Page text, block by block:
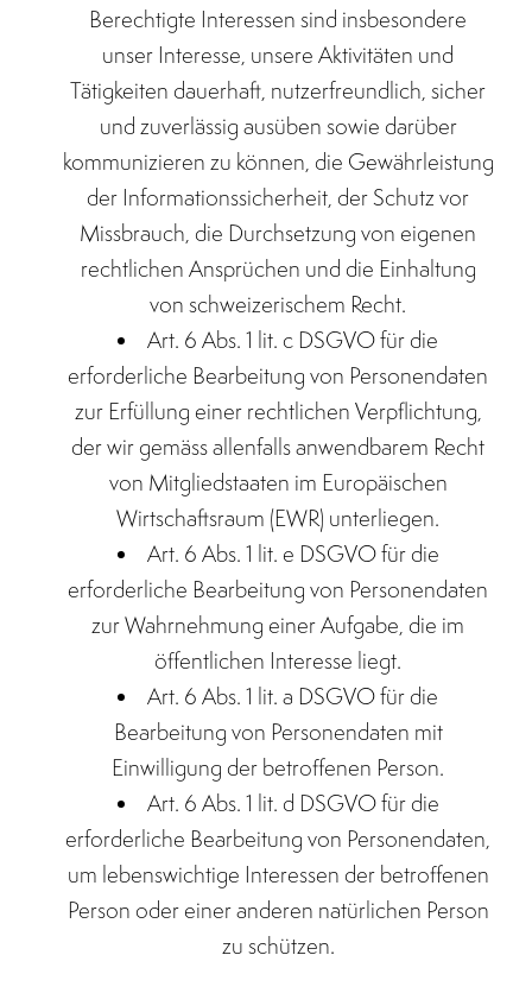
Berechtigte Interessen sind insbesondere
unser Interesse, unsere Aktivitäten und
Tätigkeiten dauerhaft, nutzerfreundlich, sicher
und zuverlässig ausüben sowie darüber
kommunizieren zu können, die Gewährleistung
der Informationssicherheit, der Schutz vor
Missbrauch, die Durchsetzung von eigenen
rechtlichen Ansprüchen und die Einhaltung
von schweizerischem Recht.
Art. 6 Abs. 1 lit. c DSGVO für die
erforderliche Bearbeitung von Personendaten
zur Erfüllung einer rechtlichen Verpflichtung,
der wir gemäss allenfalls anwendbarem Recht
von Mitgliedstaaten im Europäischen
Wirtschaftsraum (EWR) unterliegen.
Art. 6 Abs. 1 lit. e DSGVO für die
erforderliche Bearbeitung von Personendaten
zur Wahrnehmung einer Aufgabe, die im
öffentlichen Interesse liegt.
Art. 6 Abs. 1 lit. a DSGVO für die
Bearbeitung von Personendaten mit
Einwilligung der betroffenen Person.
Art. 6 Abs. 1 lit. d DSGVO für die
erforderliche Bearbeitung von Personendaten,
um lebenswichtige Interessen der betroffenen
Person oder einer anderen natürlichen Person
zu schützen.